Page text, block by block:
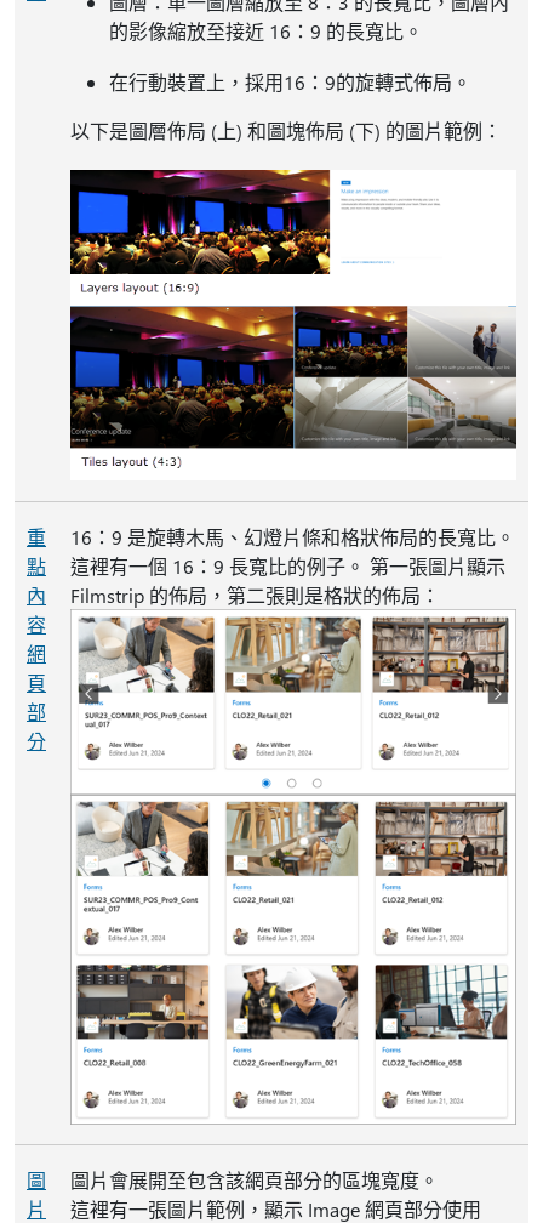
的影像縮放至接近 16：9 的長寬比。
在行動裝置上，採用16：9的旋轉式佈局。
以下是圖層佈局 (上) 和圖塊佈局 (下) 的圖片範例：
重
點
內
容
網
頁
部
分
16：9 是旋轉木馬、幻燈片條和格狀佈局的長寬比。
這裡有一個 16：9 長寬比的例子。 第一張圖片顯示
Filmstrip 的佈局，第二張則是格狀的佈局：
圖
片
圖片會展開至包含該網頁部分的區塊寬度。
這裡有一張圖片範例，顯示 Image 網頁部分使用